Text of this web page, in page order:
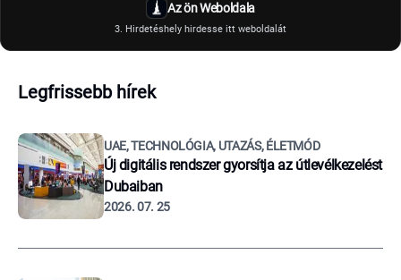
Az ön Weboldala
3. Hirdetéshely hirdesse itt weboldalát
Legfrissebb hírek
UAE, TECHNOLÓGIA, UTAZÁS, ÉLETMÓD
Új digitális rendszer gyorsítja az útlevélkezelést
Dubaiban
2026. 07. 25